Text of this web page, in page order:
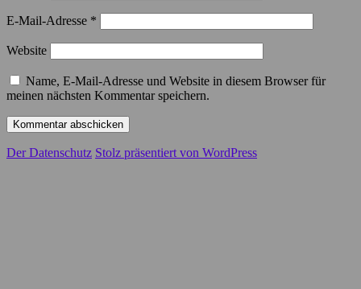
E-Mail-Adresse *
Website
Name, E-Mail-Adresse und Website in diesem Browser für
meinen nächsten Kommentar speichern.
Der Datenschutz Stolz präsentiert von WordPress